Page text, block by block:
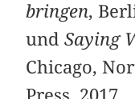
bringen,
undSaying
Chicago,